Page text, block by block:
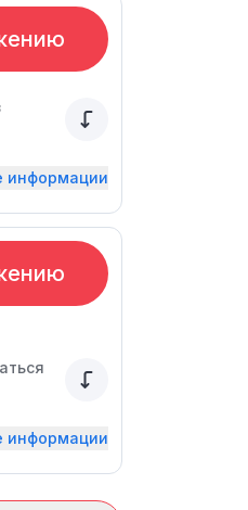
информации
информации